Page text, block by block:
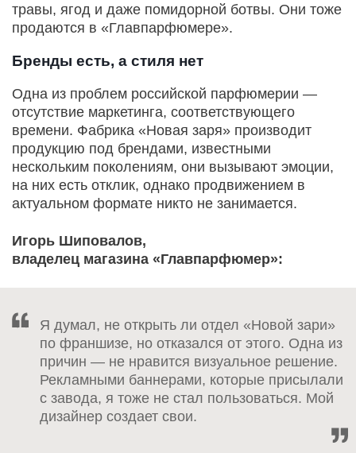
травы, ягод и даже помидорной ботвы. Они тоже
продаются в «Главпарфюмере».
Бренды есть, а стиля нет
Одна из проблем российской парфюмерии —
отсутствие маркетинга, соответствующего
времени. Фабрика «Новая заря» производит
продукцию под брендами, известными
нескольким поколениям, они вызывают эмоции,
на них есть отклик, однако продвижением в
актуальном формате никто не занимается.
Игорь Шиповалов,
владелец магазина «Главпарфюмер»:
Я думал, не открыть ли отдел «Новой зари»
по франшизе, но отказался от этого. Одна из
причин — не нравится визуальное решение.
Рекламными баннерами, которые присылали
с завода, я тоже не стал пользоваться. Мой
дизайнер создает свои.